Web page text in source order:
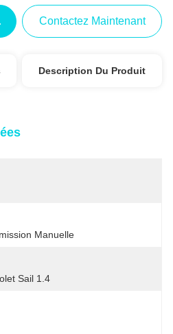
Contactez Maintenant
Description Du Produit
Manuelle
Sail 1.4